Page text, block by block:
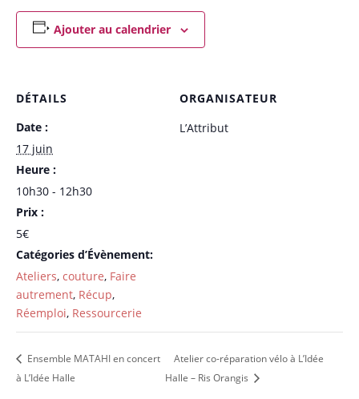
Ajouter au calendrier
DÉTAILS
Date :
17 juin
Heure :
10h30 - 12h30
Prix :
5€
Catégories d’Évènement:
Ateliers, couture, Faire
autrement, Récup,
Réemploi, Ressourcerie
ORGANISATEUR
L’Attribut
Ensemble MATAHI en concert
à L’Idée Halle
Atelier co-réparation vélo à L’Idée
Halle – Ris Orangis